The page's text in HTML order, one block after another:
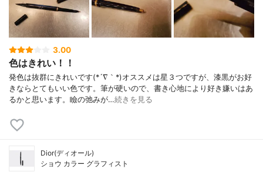
3.00
色はきれい！！
発色は抜群にきれいです(*´∇｀*)オススメは星３つですが、漆黒がお好
きならとてもいい色です。筆が硬いので、書き心地により好き嫌いはあ
るかと思います。瞼の弛みが…続きを見る
Dior(ディオール)
ショウ カラー グラフィスト